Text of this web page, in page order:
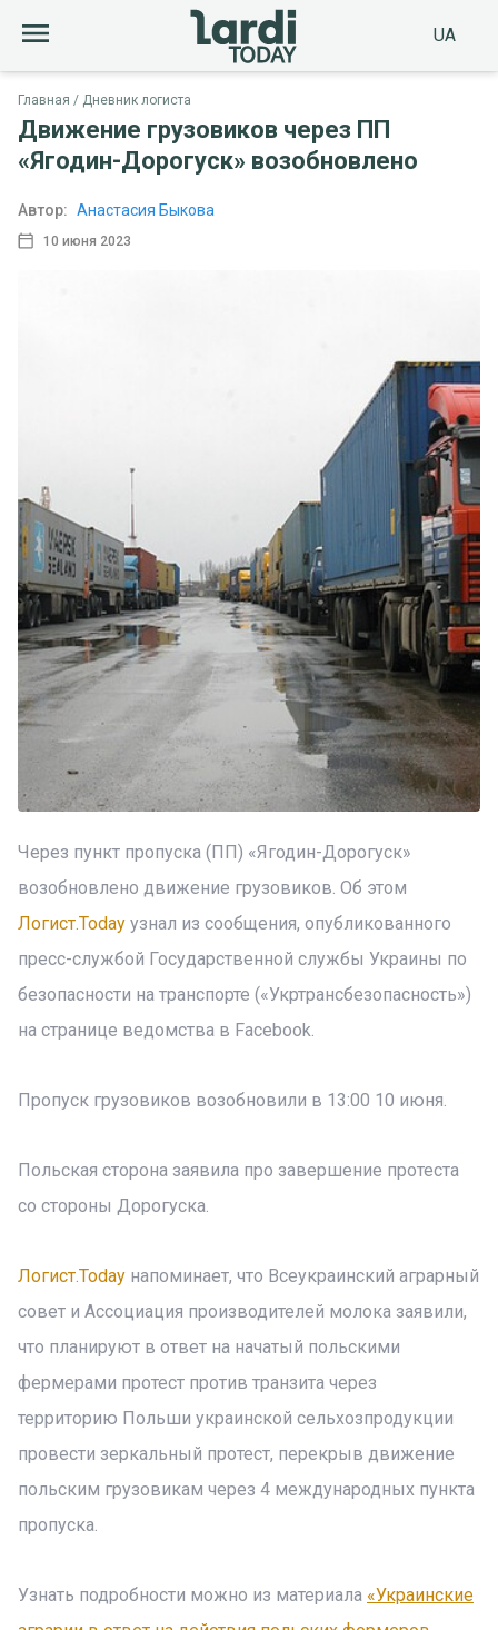
UA
Главная Дневник логиста
Движение грузовиков через ПП
«Ягодин-Дорогуск» возобновлено
10 июня 2023
Автор: Анастасия Быкова
Через пункт пропуска (ПП) «Ягодин-Дорогуск»
возобновлено движение грузовиков. Об этом
Логист.Today узнал из сообщения, опубликованного
пресс-службой Государственной службы Украины по
безопасности на транспорте («Укртрансбезопасность»)
на странице ведомства в Facebook.
Пропуск грузовиков возобновили в 13:00 10 июня.
Польская сторона заявила про завершение протеста
со стороны Дорогуска.
Логист.Today напоминает, что Всеукраинский аграрный
совет и Ассоциация производителей молока заявили,
что планируют в ответ на начатый польскими
фермерами протест против транзита через
территорию Польши украинской сельхозпродукции
провести зеркальный протест, перекрыв движение
польским грузовикам через 4 международных пункта
пропуска.
Узнать подробности можно из материала «Украинские